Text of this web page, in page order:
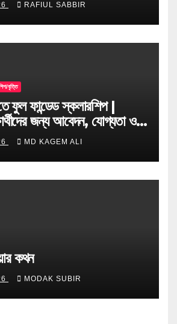
RAFIUL SABBIR
বৃত্তি
ফুল ফান্ডেড স্কলারশিপ |
জন্য আবেদন, যোগ্যতা ও
MD KAGEM ALI
কথন
MODAK SUBIR